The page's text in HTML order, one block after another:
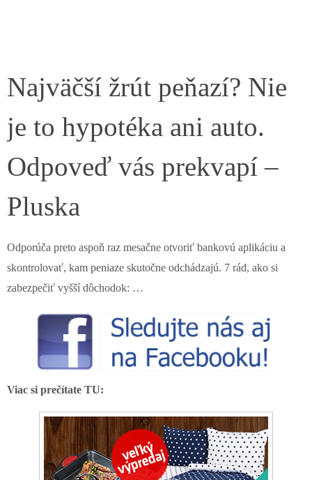
Najväčší žrút peňazí? Nie
je to hypotéka ani auto.
Odpoveď vás prekvapí –
Pluska
Odporúča preto aspoň raz mesačne otvoriť bankovú aplikáciu a
skontrolovať, kam peniaze skutočne odchádzajú. 7 rád, ako si
zabezpečiť vyšší dôchodok: …
Viac si prečítate TU: